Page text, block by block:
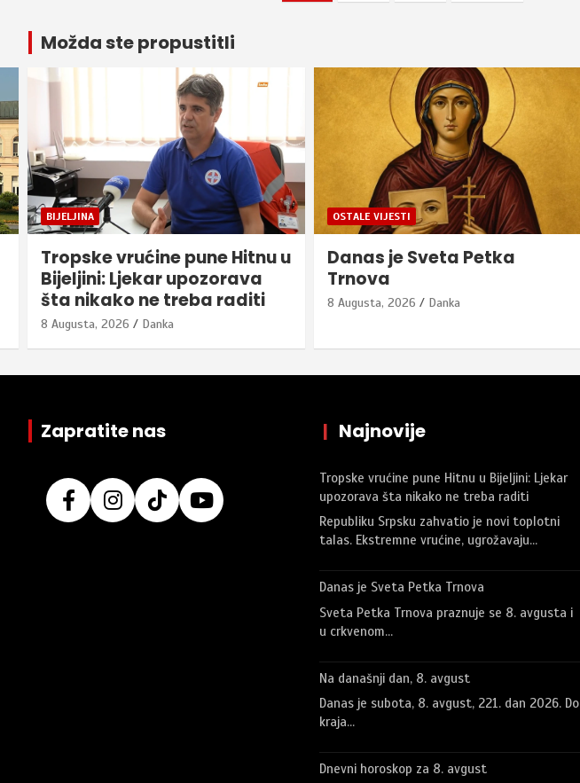
Možda ste propustitli
OSTALE VIJESTI
Danas je Sveta Petka
Trnova
8 Augusta, 2026 Danka
ZANIMLJIVOSTI
Na današnji dan, 8. avgust
8 Augusta, 2026
Zapratite nas | Najnovije
Tropske vrućine pune Hitnu u Bijeljini: Ljekar
upozorava šta nikako ne treba raditi
Republiku Srpsku zahvatio je novi toplotni
talas. Ekstremne vrućine, ugrožavaju…
Danas je Sveta Petka Trnova
Sveta Petka Trnova praznuje se 8. avgusta i
u crkvenom…
Na današnji dan, 8. avgust
Danas je subota, 8. avgust, 221. dan 2026. Do
kraja…
Dnevni horoskop za 8. avgust